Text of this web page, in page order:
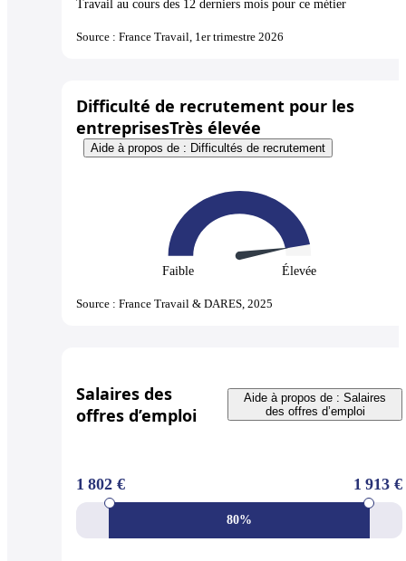
Travail au cours des 12 derniers mois pour ce métier
Source : France Travail, 1er trimestre 2026
Difficulté de recrutement pour les
entreprisesTrès élevée
Aide à propos de : Difficultés de recrutement
Faible Élevée
Source : France Travail & DARES, 2025
Salaires des
offres d’emploi
Aide à propos de : Salaires
des offres d’emploi
80%
1 802 € 1 913 €